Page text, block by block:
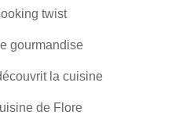
twist
gourmandise
la cuisine
de Flore